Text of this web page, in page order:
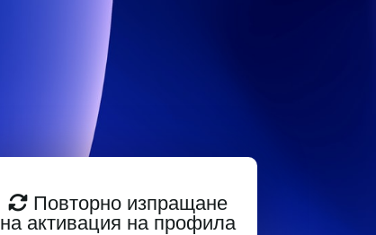
Повторно изпращане
на активация на профила